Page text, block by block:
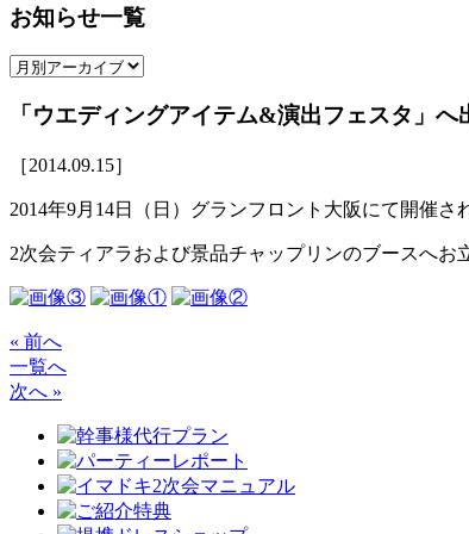
お知らせ一覧
「ウエディングアイテム&演出フェスタ」へ
［2014.09.15］
2014年9月14日（日）グランフロント大阪にて開催
2次会ティアラおよび景品チャップリンのブースへお
« 前へ
一覧へ
次へ »